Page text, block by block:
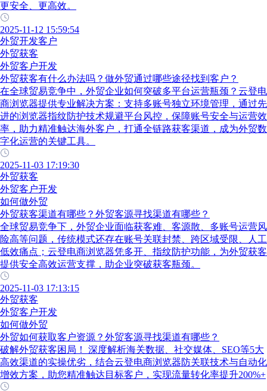
更安全、更高效。
2025-11-12 15:59:54
外贸开发客户
外贸获客
外贸客户开发
外贸获客有什么办法吗？做外贸通过哪些途径找到客户？
在全球贸易竞争中，外贸企业如何突破多平台运营瓶颈？云登电
商浏览器提供专业解决方案：支持多账号独立环境管理，通过先
进的浏览器指纹防护技术规避平台风控，保障账号安全与运营效
率，助力精准触达海外客户，打通全链路获客渠道，成为外贸数
字化运营的关键工具。
2025-11-03 17:19:30
外贸获客
外贸客户开发
如何做外贸
外贸获客渠道有哪些？外贸客源寻找渠道有哪些？
全球贸易竞争下，外贸企业面临获客难、客源散、多账号运营风
险高等问题，传统模式还存在账号关联封禁、跨区域受限、人工
低效痛点；云登电商浏览器凭多开、指纹防护功能，为外贸获客
提供安全高效运营支撑，助企业突破获客瓶颈。
2025-11-03 17:13:15
外贸获客
外贸客户开发
如何做外贸
外贸如何获取客户资源？外贸客源寻找渠道有哪些？
破解外贸获客困局！ 深度解析海关数据、社交媒体、SEO等5大
高效渠道的实操优劣，结合云登电商浏览器防关联技术与自动化
增效方案，助您精准触达目标客户，实现流量转化率提升200%+